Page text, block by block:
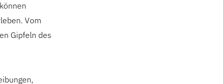
Vom
Gipfeln des